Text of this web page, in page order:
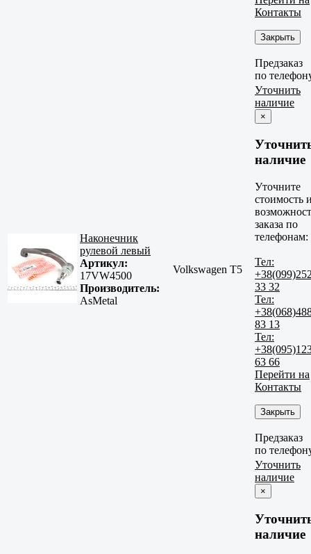
Контакты
Закрыть
Предзаказ
по
Наконечник
рулевой левый
Артикул:
17VW4500
Производитель:
AsMetal
Volkswagen T5
Уточнить
наличие
×
наличие
Уточните
стоимость
заказа по
телефонам:
Тел:
33 32
Тел:
83 13
Тел:
63 66
Перейти на
Контакты
Закрыть
Предзаказ
по
Уточнить
наличие
×
наличие